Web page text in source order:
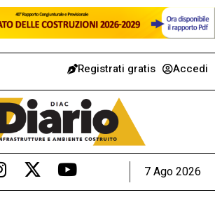
Registrati gratis Accedi
7 Ago 2026